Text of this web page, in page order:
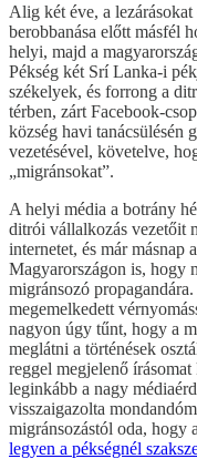
Alig két éve, a
berobbanása előtt másfél
helyi, majd a
Pékség két Srí Lanka-i
székelyek, és forrong a
térben, zárt Facebook-
község havi tanácsülésén
vezetésével, követelve,
„migránsokat”.
A helyi média a botrány
ditrói vállalkozás vezetőit
internetet, és már másnap
Magyarországon is, hogy
migránsozó
megemelkedett
nagyon úgy tűnt, hogy a
meglátni a történések
reggel megjelenő
leginkább a nagy
visszaigazolta
migránsozástól oda, hogy
legyen a pékségnél